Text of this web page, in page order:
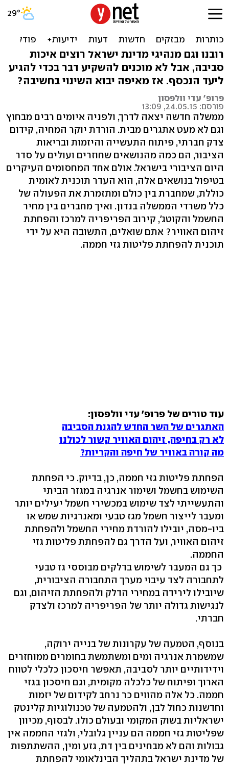
מה אכפת לי מההתחממות
הגלובלית?
רובנו וגם מנהיגי מדינת ישראל רוצים איכות
סביבה, אבל לא מוכנים להשקיע דבר בכדי להגיע
ליעד הנכסף. אז מאיפה יבוא השינוי בחשיבה?
פרופ' עדי וולפסון
פורסם: 24.05.15, 13:09
ממשלה חדשה יצאה לדרך, ולפניה איומים רבים מבחוץ
וגם לא מעט אתגרים מבית. הורדת יוקר המחיה, קידום
צדק חברתי, פיתוח התעשייה והיזמות ובריאות
הציבור, הם כמה מהנושאים שחוזרים ועולים על סדר
היום הציבורי בישראל. אולם אחד המחסומים העיקרים
בטיפול בנושאים אלה, הוא העדר תוכנית לאומית
כוללת, שמחברת בין כולם ומתזמרת את הפעולה של
כלל משרדי הממשלה בנדון. ואיך מחברים בין מחיר
החשמל והקוטג', קירוב הפריפריה למרכז והפחתת
זיהום האוויר? אתם שואלים, התשובה היא על ידי
תוכנית להפחתת פליטות גזי חממה.
עוד טורים של פרופ' עדי וולפסון:
האתגרים של השר החדש להגנת הסביבה
לא רק בחיפה, זיהום האוויר קשור לכולנו
מה קורה באוויר של חיפה והקריות?
הפחתת פליטות גזי חממה, כן, בדיוק. כי הפחתת
השימוש בחשמל ושימור אנרגיה במגזר הביתי
והתעשייתי לצד שימוש במכשירי חשמל יעילים יותר
ומעבר לייצור חשמל מגז טבעי ומאנרגיות שמש או
ביו-מסה, יובילו להורדת מחירי החשמל ולהפחתת
זיהום האוויר, ועל הדרך גם להפחתת פליטות גזי
החממה.
כך גם המעבר לשימוש בדלקים מבוססי גז טבעי
לתחבורה לצד עיבוי מערך התחבורה הציבורית,
שיובילו לירידה במחירי הדלק ולהפחתת הזיהום, וגם
לנגישות גדולה יותר של הפריפריה למרכז ולצדק
חברתי.
בנוסף, הטמעה של עקרונות של בנייה ירוקה,
שמשמרת אנרגיה ומים ומשתמשת בחומרים ממוחזרים
וידידותיים יותר לסביבה, תאפשר חיסכון כלכלי לטווח
הארוך ופיתוח של כלכלה מקומית, וגם חיסכון בגזי
חממה. כל אלה מהווים כר נרחב לקידום של יזמות
וחדשנות כחול לבן, ולהטמעה של טכנולוגיות קלינטק
ישראליות בשוק המקומי ובעולם כולו. לבסוף, מכיוון
שפליטות גזי חממה הם עניין גלובלי, ולגזי החממה אין
גבולות והם לא מבחינים בין דת, גזע ומין, ההשתתפות
של מדינת ישראל בתהליך הבינלאומי להפחתת